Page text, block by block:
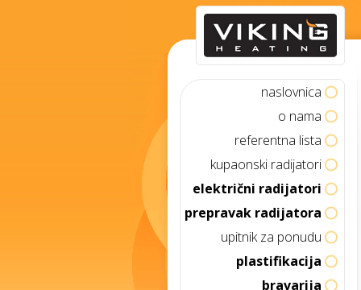
naslovnica
o nama
referentna lista
kupaonski radijatori
električni radijatori
prepravak radijatora
upitnik za ponudu
plastifikacija
bravarija